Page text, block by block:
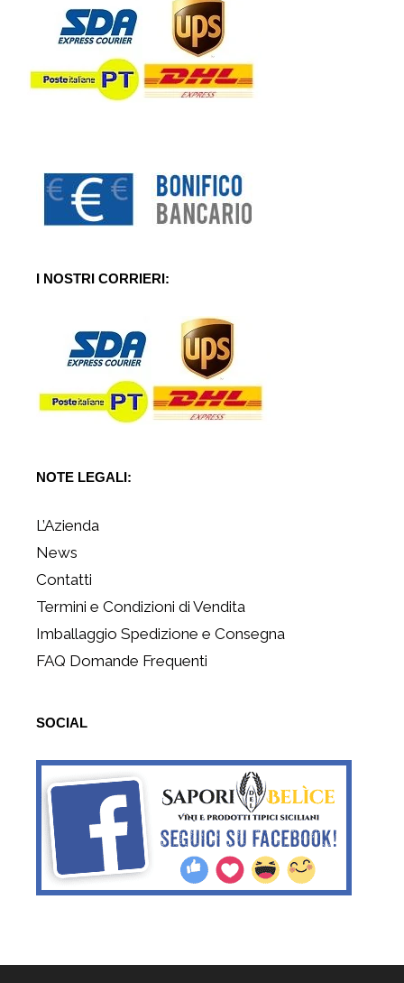
I NOSTRI CORRIERI:
NOTE LEGALI:
L’Azienda
News
Contatti
Termini e Condizioni di Vendita
Imballaggio Spedizione e Consegna
FAQ Domande Frequenti
SOCIAL